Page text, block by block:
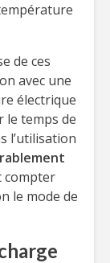
de ces
avec une
électrique
le temps de
l’utilisation
compter
le mode de